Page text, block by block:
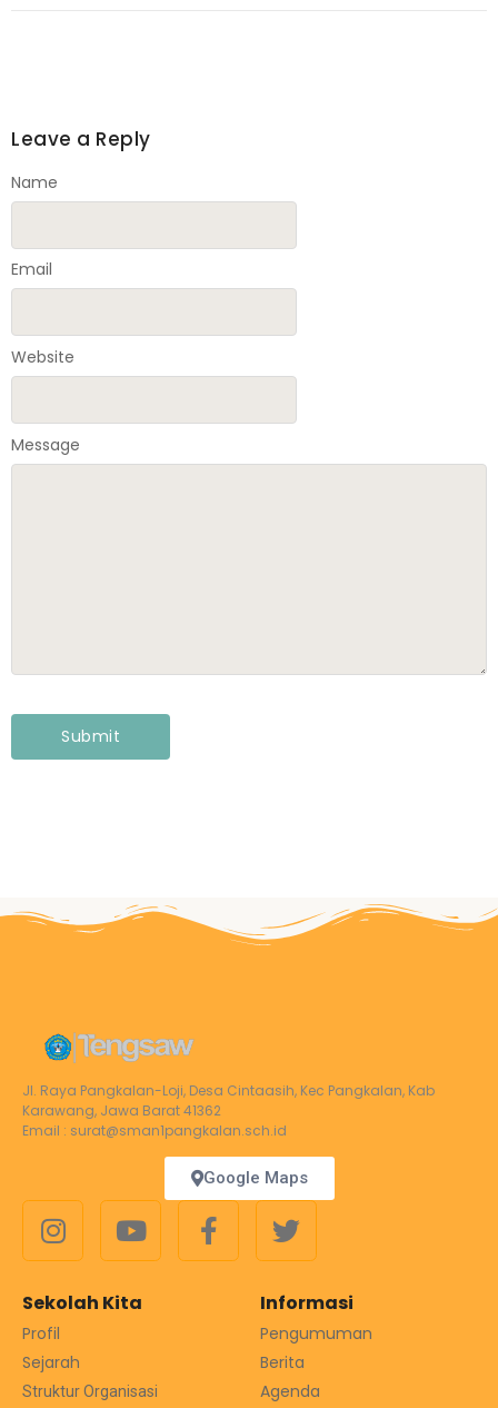
Leave a Reply
Message
Name
Email
Website
Jl. Raya Pangkalan-Loji, Desa Cintaasih, Kec Pangkalan, Kab
Karawang, Jawa Barat 41362
Email : surat@sman1pangkalan.sch.id
Google Maps
Sekolah Kita
Profil
Sejarah
Struktur Organisasi
Informasi
Pengumuman
Berita
Agenda